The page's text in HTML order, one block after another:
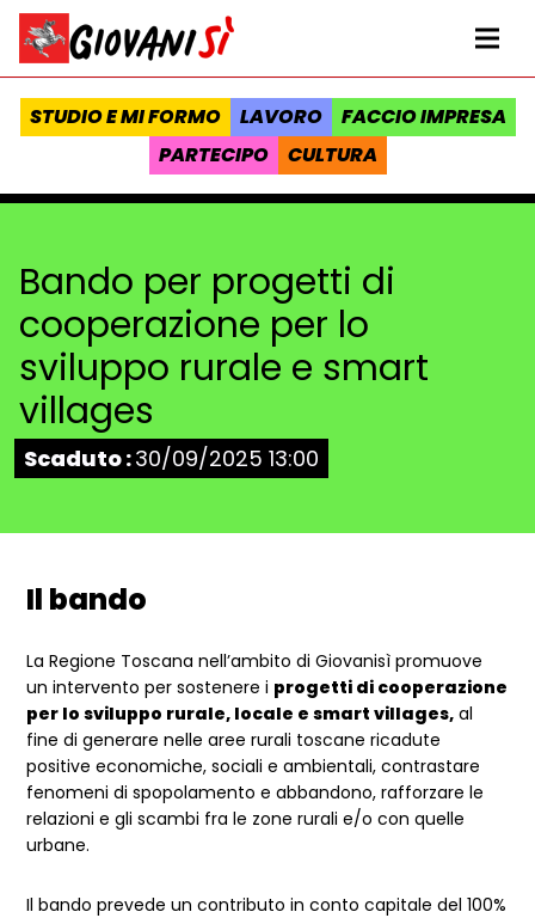
Vai al contenuto
Homepage Giovanisì - Progetto della Regione Toscana
STUDIO E MI FORMO LAVORO
FACCIO IMPRESA
PARTECIPO
CULTURA
Bando per progetti di
cooperazione per lo
sviluppo rurale e smart
villages
Stato:
Scaduto :30/09/2025 13:00
Il bando
La Regione Toscana nell’ambito di Giovanisì promuove
un intervento per sostenere i progetti di cooperazione
per lo sviluppo rurale, locale e smart villages, al
fine di generare nelle aree rurali toscane ricadute
positive economiche, sociali e ambientali, contrastare
fenomeni di spopolamento e abbandono, rafforzare le
relazioni e gli scambi fra le zone rurali e/o con quelle
urbane.
Il bando prevede un contributo in conto capitale del 100%